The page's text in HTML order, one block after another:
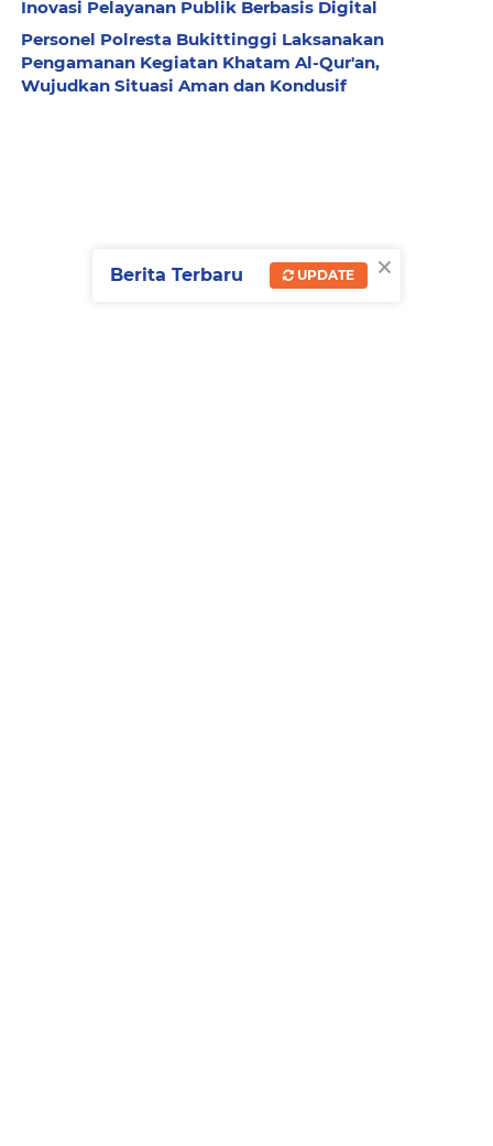
Inovasi Pelayanan Publik Berbasis Digital
Personel Polresta Bukittinggi Laksanakan
Pengamanan Kegiatan Khatam Al-Qur'an,
Wujudkan Situasi Aman dan Kondusif
×
Berita Terbaru UPDATE